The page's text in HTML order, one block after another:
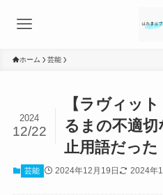
ホーム 芸能
【ラヴィッ
るまの不適
止用語だった
2024
12/22
芸能 2024年12月19日 2024年